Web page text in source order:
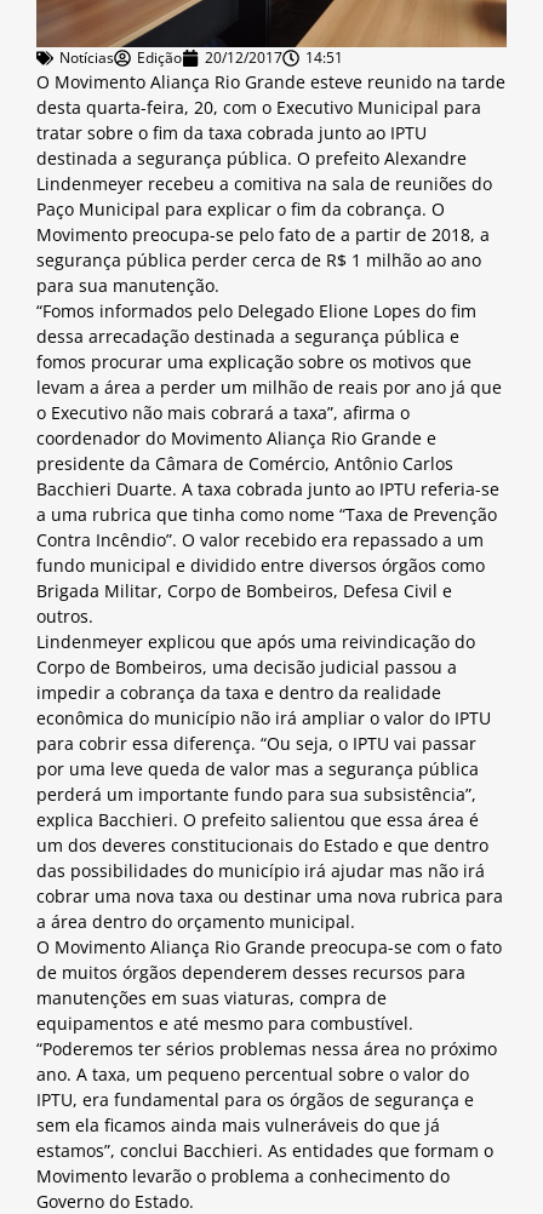
Notícias Edição 20/12/2017 14:51
O Movimento Aliança Rio Grande esteve reunido na tarde
desta quarta-feira, 20, com o Executivo Municipal para
tratar sobre o fim da taxa cobrada junto ao IPTU
destinada a segurança pública. O prefeito Alexandre
Lindenmeyer recebeu a comitiva na sala de reuniões do
Paço Municipal para explicar o fim da cobrança. O
Movimento preocupa-se pelo fato de a partir de 2018, a
segurança pública perder cerca de R$ 1 milhão ao ano
para sua manutenção.
“Fomos informados pelo Delegado Elione Lopes do fim
dessa arrecadação destinada a segurança pública e
fomos procurar uma explicação sobre os motivos que
levam a área a perder um milhão de reais por ano já que
o Executivo não mais cobrará a taxa”, afirma o
coordenador do Movimento Aliança Rio Grande e
presidente da Câmara de Comércio, Antônio Carlos
Bacchieri Duarte. A taxa cobrada junto ao IPTU referia-se
a uma rubrica que tinha como nome “Taxa de Prevenção
Contra Incêndio”. O valor recebido era repassado a um
fundo municipal e dividido entre diversos órgãos como
Brigada Militar, Corpo de Bombeiros, Defesa Civil e
outros.
Lindenmeyer explicou que após uma reivindicação do
Corpo de Bombeiros, uma decisão judicial passou a
impedir a cobrança da taxa e dentro da realidade
econômica do município não irá ampliar o valor do IPTU
para cobrir essa diferença. “Ou seja, o IPTU vai passar
por uma leve queda de valor mas a segurança pública
perderá um importante fundo para sua subsistência”,
explica Bacchieri. O prefeito salientou que essa área é
um dos deveres constitucionais do Estado e que dentro
das possibilidades do município irá ajudar mas não irá
cobrar uma nova taxa ou destinar uma nova rubrica para
a área dentro do orçamento municipal.
O Movimento Aliança Rio Grande preocupa-se com o fato
de muitos órgãos dependerem desses recursos para
manutenções em suas viaturas, compra de
equipamentos e até mesmo para combustível.
“Poderemos ter sérios problemas nessa área no próximo
ano. A taxa, um pequeno percentual sobre o valor do
IPTU, era fundamental para os órgãos de segurança e
sem ela ficamos ainda mais vulneráveis do que já
estamos”, conclui Bacchieri. As entidades que formam o
Movimento levarão o problema a conhecimento do
Governo do Estado.